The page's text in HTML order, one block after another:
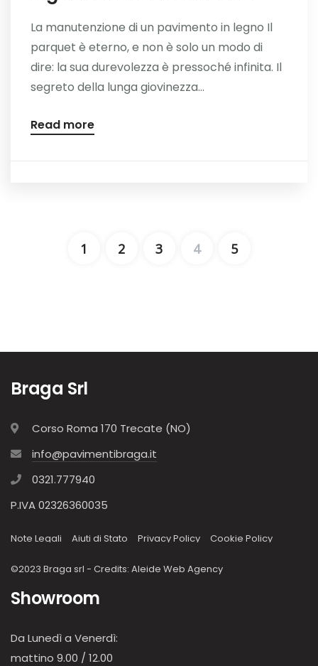
La manutenzione di un pavimento in legno Il
parquet è eterno, e non è solo un modo di
dire: la sua durevolezza è pressoché infinita. Il
segreto della lunga giovinezza...
Read more
1 2 3 4 5
Braga Srl
Corso Roma 170 Trecate (NO)
info@pavimentibraga.it
0321.777940
P.IVA 02326360035
Note Legali Aiuti di Stato Privacy Policy Cookie Policy
©2023 Braga srl - Credits: Aleide Web Agency
Showroom
Da Lunedì a Venerdì:
mattino 9.00 / 12.00